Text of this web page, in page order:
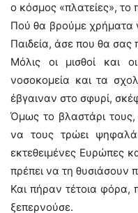
ο κόσμος «πλατείες», το
Πού θα βρούμε χρήματα
Παιδεία, άσε που θα σας
Μόλις οι μισθοί και
νοσοκομεία και τα
έβγαιναν στο σφυρί,
Όμως το βλαστάρι τους,
να τους τρώει
εκτεθειμένες Ευρώπες
πρέπει να τη θυσιάσουν
Και πήραν τέτοια φόρα,
ξεπερνούσε.